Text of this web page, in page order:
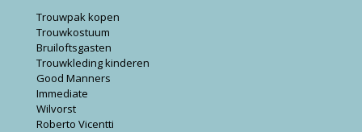
Trouwpak kopen
Trouwkostuum
Bruiloftsgasten
Trouwkleding kinderen
Good Manners
Immediate
Wilvorst
Roberto Vicentti